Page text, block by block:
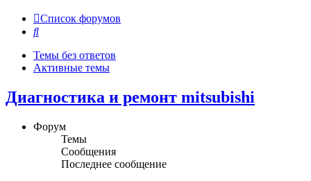
Список форумов
Поиск
Темы без ответов
Активные темы
Диагностика и ремонт mitsubishi
Форум
Темы
Сообщения
Последнее сообщение